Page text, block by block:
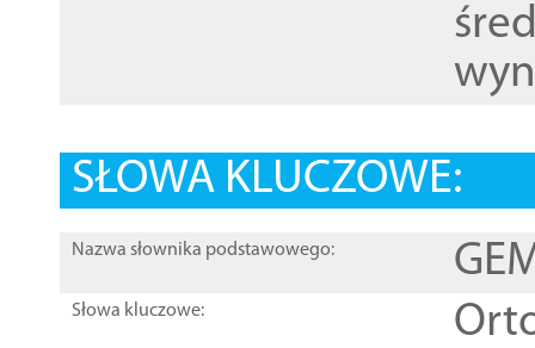
SŁOWA KLUCZOWE:
Nazwa słownika podstawowego:
Słowa kluczowe: